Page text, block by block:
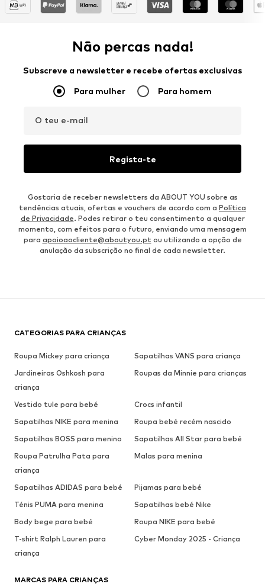
Não percas nada!
Subscreve a newsletter e recebe ofertas exclusivas
Para mulher Para homem
O teu e-mail
Regista-te
Gostaria de receber newsletters da ABOUT YOU sobre as
tendências atuais, ofertas e vouchers de acordo com a Política
de Privacidade. Podes retirar o teu consentimento a qualquer
momento, com efeitos para o futuro, enviando uma mensagem
para apoioaocliente@aboutyou.ptou utilizando a opção de
anulação da subscrição no final de cada newsletter.
CATEGORIAS PARA CRIANÇAS
Roupa Mickey para criança
Sapatilhas VANS para criança
Jardineiras Oshkosh para
criança
Roupas da Minnie para crianças
Vestido tule para bebé
Crocs infantil
Sapatilhas NIKE para menina
Roupa bebé recém nascido
Sapatilhas BOSS para menino
Sapatilhas All Star para bebé
Roupa Patrulha Pata para
criança
Malas para menina
Sapatilhas ADIDAS para bebé
Pijamas para bebé
Ténis PUMA para menina
Sapatilhas bebé Nike
Body bege para bebé
Roupa NIKE para bebé
T-shirt Ralph Lauren para
criança
Cyber Monday 2025 - Criança
MARCAS PARA CRIANÇAS